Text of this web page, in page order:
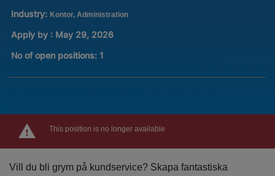
Industry: Kontor, Administration
Apply by : May 29, 2026
No of open positions: 1
This position is no longer available
Vill du bli grym på kundservice? Skapa fantastiska